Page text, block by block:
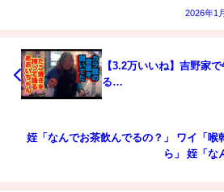
2026年1
【3.2万いいね】吉野家
る…
姪「なんでお茶飲んでるの？」 ワイ「喉
ら」 姪「な